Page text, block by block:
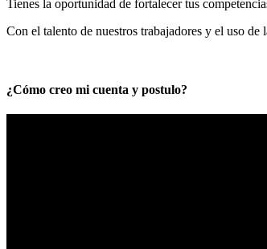
Tienes la oportunidad de fortalecer tus
Con el talento de nuestros trabajadores y el uso
¿Cómo creo mi cuenta y postulo?